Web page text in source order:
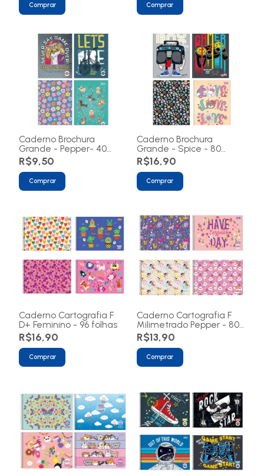
Comprar Comprar
Caderno Brochura
Grande - Pepper- 40
folhas
R$9,50
Comprar
Caderno Brochura
Grande - Spice - 80
folhas
R$16,90
Comprar
Caderno Cartografia F
D+ Feminino - 96 folhas
R$16,90
Comprar
Caderno Cartografia F
Milimetrado Pepper - 80
folhas
R$13,90
Comprar